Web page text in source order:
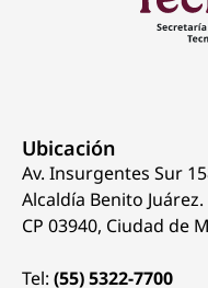
Ubicación
Av. Insurgentes Sur
Alcaldía Benito Juárez.
CP 03940, Ciudad de
Tel: (55) 5322-7700